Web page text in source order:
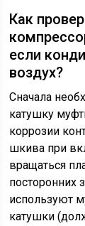
Как
если
воздух?
Сначала
катушку
коррозии
шкива при
вращаться
посторонних
используют
катушки